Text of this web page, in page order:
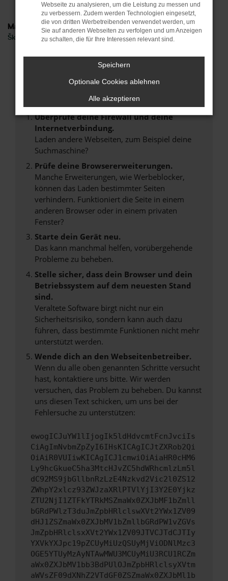
Marken
Škoda
Fehler: Network Error
Beim Laden ist ein Fehler aufgetreten.
Hier sind ein paar Tipps, die dir helfen können:
Überprüfe deine Firewall und deine
Internetverbindung.
Laden andere Webseiten, zum Beispiel deine
Suchmaschine?
Prüfe deine Browsererweiterungen.
Manche Erweiterungen, wie Werbeblocker,
können das Laden bestimmter Seiten
verhindern. Funktioniert die Seite in einem
anderen Browser oder in einem privaten
Fenster?
Starte dein Gerät neu.
Das kann manchmal helfen, vorübergehende
Probleme zu beheben.
Stelle sicher, dass dein Browser und dein
Betriebssystem auf dem neuesten Stand
sind.
Veraltete Software birgt nicht nur ein
Sicherheitsrisiko, sondern kann auch dazu
führen, dass bestimmte Funktionen nicht mehr
unterstützt werden.
Wende dich an den Webseitenbetreiber.
Wenn du alle oben genannten Schritte versucht
hast, kontaktiere uns bitte. Wir werden
versuchen, das Problem zu beheben. Du kannst
uns diesen Text schicken, um uns bei der
Fehlersuche zu unterstützen:
ewogICJuYW1lIjogIk5ldHdvcmtFcnJvciIs
CiAgImNvbmZpZyI6IHsKICAgICJtZXRob2Qi
OiAiR0VUIiwKICAgICJ1cmwiOiAiaHR0cHM6
Ly9hcGkueC5ha3MtcHJvZC5hdWRhcmlzLm5l
dC92MS9jbGllbnRzLzE4Nzkvd2Vic2l0ZS12
ZWhpY2xlcz93ZWJzaXRlPTVlYjI3Y2E0Yjkz
ZTU2NjI1ZTFkYTRkMSZmaWx0ZXJbMF1bZmll
bGRdPWlzT3duJmZpbHRlclswXVt2YWx1ZV09
dHJ1ZSZmaWx0ZXJbMV1bZmllbGRdPW1vZGVs
JmZpbHRlclsxXVt2YWx1ZV09JTVCJTdCJTIy
YXVkYXJpc19pZCUyMiUzQSUyMjViODNlMzc3
OGE5YTUyMzAyNTAwMWU3MCUyMiU3RCU1RCZm
aWx0ZXJbMV1bb3BdPUlOJmZpbHRlclsyXVtm
aWVsZF09dXNhZ2VTdGF0ZSZmaWx0ZXJbMl1b
Webseite zu analysieren, um die Leistung zu messen und
zu verbessern. Zudem werden Technologien eingesetzt,
die von dritten Werbetreibenden verwendet werden, um
Sie auf anderen Webseiten zu verfolgen und um Anzeigen
zu schalten, die für Ihre Interessen relevant sind.
Speichern
Optionale Cookies ablehnen
Alle akzeptieren